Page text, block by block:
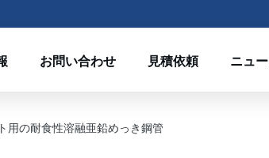
お問い合わせ 見積依頼 ニュ
用の耐食性溶融亜鉛めっき鋼管